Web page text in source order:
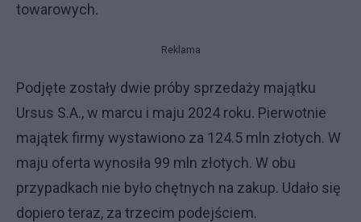
towarowych.
Reklama
Podjęte zostały dwie próby sprzedaży majątku
Ursus S.A., w marcu i maju 2024 roku. Pierwotnie
majątek firmy wystawiono za 124.5 mln złotych. W
maju oferta wynosiła 99 mln złotych. W obu
przypadkach nie było chętnych na zakup. Udało się
dopiero teraz, za trzecim podejściem.